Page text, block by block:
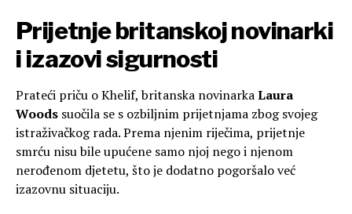
Prijetnje britanskoj novinarki
i izazovi sigurnosti
Prateći priču o Khelif, britanska novinarkaLaura
Woods suočila se s ozbiljnim prijetnjama zbog svojeg
istraživačkog rada. Prema njenim riječima, prijetnje
smrću nisu bile upućene samo njoj nego i njenom
nerođenom djetetu, što je dodatno pogoršalo već
izazovnu situaciju.